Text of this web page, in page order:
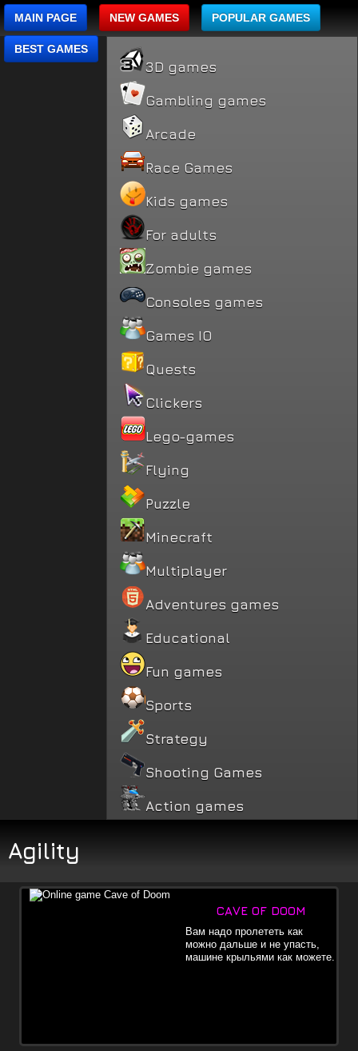
MAIN PAGE NEW GAMES POPULAR GAMES
BEST GAMES
3D games
Gambling games
Arcade
Race Games
Kids games
For adults
Zombie games
Consoles games
Games IO
Quests
Clickers
Lego-games
Flying
Puzzle
Minecraft
Multiplayer
Adventures games
Educational
Fun games
Sports
Strategy
Shooting Games
Action games
Agility
CAVE OF DOOM
Вам надо пролететь как
можно дальше и не упасть,
машине крыльями как можете.